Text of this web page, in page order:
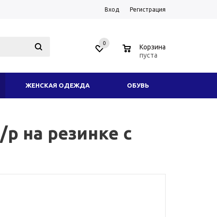
Вход Регистрация
0
Корзина
пуста
ЖЕНСКАЯ ОДЕЖДА ОБУВЬ
ЗИМНЯЯ ОДЕЖДА И ФОРМА
на резинке с